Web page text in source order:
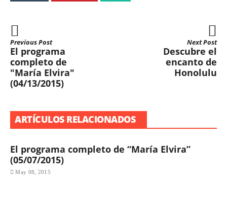
Previous Post
El programa
completo de
"María Elvira"
(04/13/2015)
Next Post
Descubre el
encanto de
Honolulu
ARTÍCULOS RELACIONADOS
El programa completo de “María Elvira”
(05/07/2015)
May 08, 2015